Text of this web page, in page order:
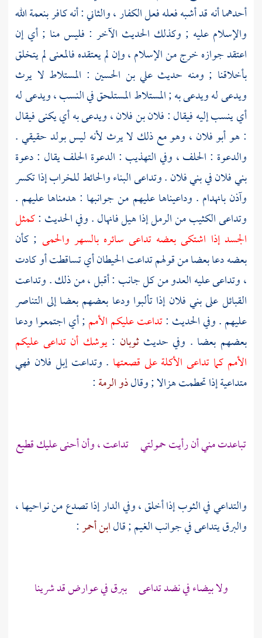
أحدهما أنه قد أشبه فعله فعل الكفار ، والثاني : أنه كافر بنعمة الله
والإسلام عليه ; وكذلك الحديث الآخر : فليس منا ; أي إن
اعتقد جوازه خرج من الإسلام ، وإن لم يعتقده فالمعنى لم يتخلق
بأخلاقنا ; ومنه حديثعلي بن الحسين : المستلاط لا يرث
ويدعى له ويدعى به ; المستلاط المستلحق في النسب ، ويدعى له
أي ينسب إليه فيقال : فلان بن فلان ، ويدعى به أي يكنى فيقال
: هو أبو فلان ، وهو مع ذلك لا يرث لأنه ليس بولد حقيقي .
والدعوة : الحلف ، وفي التهذيب : الدعوة الحلف يقال : دعوة
بني فلان في بني فلان . وتداعى البناء والحائط للخراب إذا تكسر
وآذن بانهدام . وداعيناها عليهم من جوانبها : هدمناها عليهم .
وتداعى الكثيب من الرمل إذا هيل فانهال . وفي الحديث :كمثل
الجسد إذا اشتكى بعضه تداعى سائره بالسهر والحمى ; كأن
بعضه دعا بعضا من قولهم تداعت الحيطان أي تساقطت أو كادت
، وتداعى عليه العدو من كل جانب : أقبل ، من ذلك . وتداعت
القبائل على بني فلان إذا تألبوا ودعا بعضهم بعضا إلى التناصر
عليهم . وفي الحديث :تداعت عليكم الأمم; أي اجتمعوا ودعا
بعضهم بعضا . وفي حديثثوبان :يوشك أن تداعى عليكم
الأمم كما تداعى الأكلة على قصعتها . وتداعت إبل فلان فهي
متداعية إذا تحطمت هزالا ; وقالذو الرمة:
تباعدت مني أن رأيت حمولتي تداعت ، وأن أحنى عليك قطيع
والتداعي في الثوب إذا أخلق ، وفي الدار إذا تصدع من نواحيها ،
والبرق يتداعى في جوانب الغيم ; قالابن أحمر:
ولا بيضاء في نضد تداعى ببرق في عوارض قد شرينا